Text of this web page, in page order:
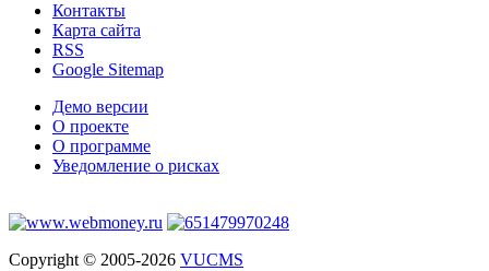
Контакты
Карта сайта
RSS
Google Sitemap
Демо версии
О проекте
О программе
Уведомление о рисках
Copyright © 2005-2026 VUCMS